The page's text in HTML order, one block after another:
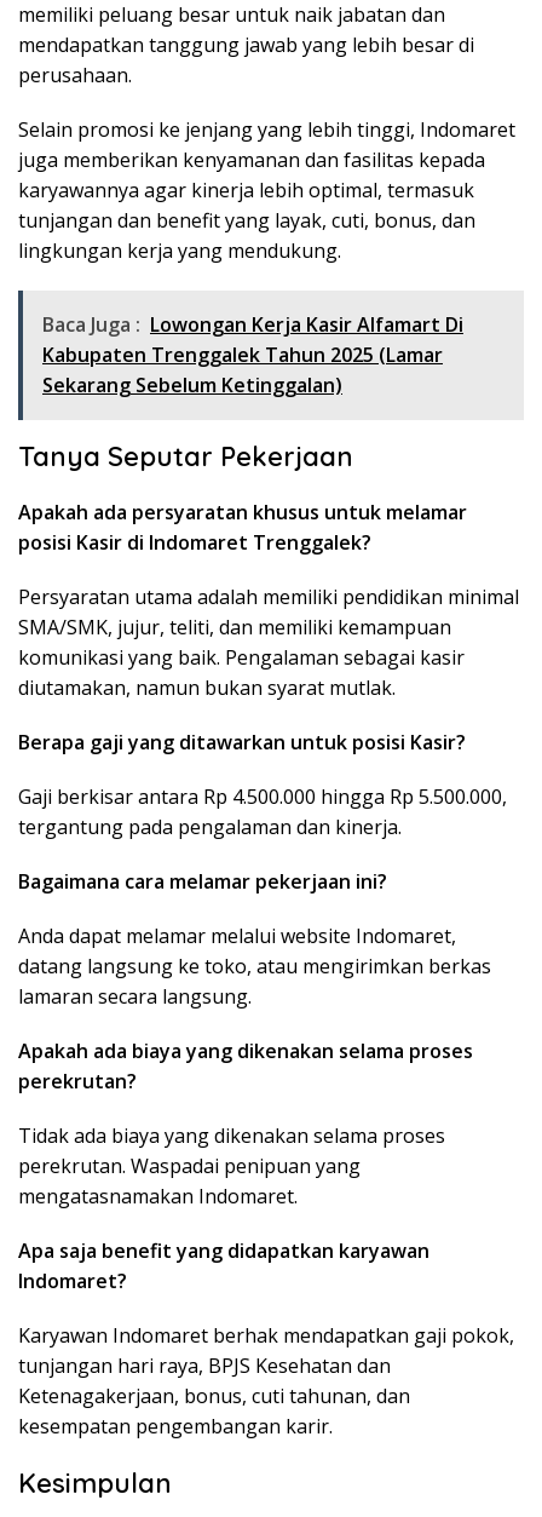
memiliki peluang besar untuk naik jabatan dan
mendapatkan tanggung jawab yang lebih besar di
perusahaan.
Selain promosi ke jenjang yang lebih tinggi, Indomaret
juga memberikan kenyamanan dan fasilitas kepada
karyawannya agar kinerja lebih optimal, termasuk
tunjangan dan benefit yang layak, cuti, bonus, dan
lingkungan kerja yang mendukung.
Baca Juga : Lowongan Kerja Kasir Alfamart Di
Kabupaten Trenggalek Tahun 2025 (Lamar
Sekarang Sebelum Ketinggalan)
Tanya Seputar Pekerjaan
Apakah ada persyaratan khusus untuk melamar
posisi Kasir di Indomaret Trenggalek?
Persyaratan utama adalah memiliki pendidikan minimal
SMA/SMK, jujur, teliti, dan memiliki kemampuan
komunikasi yang baik. Pengalaman sebagai kasir
diutamakan, namun bukan syarat mutlak.
Berapa gaji yang ditawarkan untuk posisi Kasir?
Gaji berkisar antara Rp 4.500.000 hingga Rp 5.500.000,
tergantung pada pengalaman dan kinerja.
Bagaimana cara melamar pekerjaan ini?
Anda dapat melamar melalui website Indomaret,
datang langsung ke toko, atau mengirimkan berkas
lamaran secara langsung.
Apakah ada biaya yang dikenakan selama proses
perekrutan?
Tidak ada biaya yang dikenakan selama proses
perekrutan. Waspadai penipuan yang
mengatasnamakan Indomaret.
Apa saja benefit yang didapatkan karyawan
Indomaret?
Karyawan Indomaret berhak mendapatkan gaji pokok,
tunjangan hari raya, BPJS Kesehatan dan
Ketenagakerjaan, bonus, cuti tahunan, dan
kesempatan pengembangan karir.
Kesimpulan